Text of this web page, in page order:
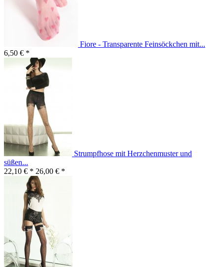
Fiore - Transparente Feinsöckchen mit...
6,50 € *
Strumpfhose mit Herzchenmuster und
süßen...
22,10 € * 26,00 € *